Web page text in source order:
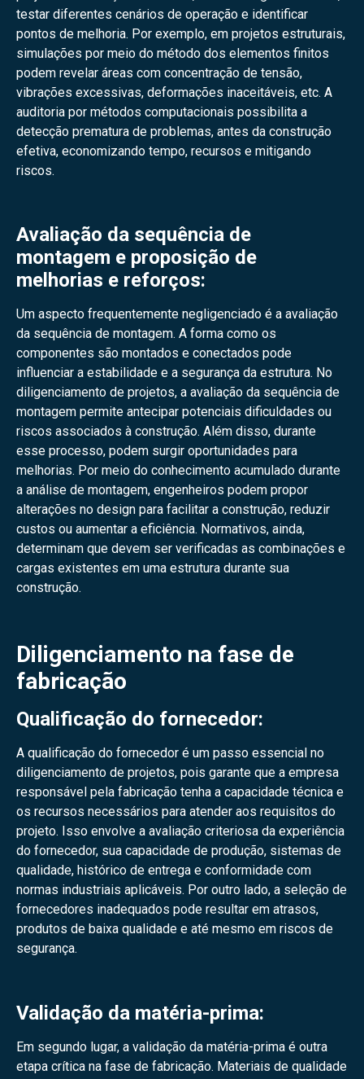
testar diferentes cenários de operação e identificar
pontos de melhoria. Por exemplo, em projetos estruturais,
simulações por meio do método dos elementos finitos
podem revelar áreas com concentração de tensão,
vibrações excessivas, deformações inaceitáveis, etc. A
auditoria por métodos computacionais possibilita a
detecção prematura de problemas, antes da construção
efetiva, economizando tempo, recursos e mitigando
riscos.
Avaliação da sequência de
montagem e proposição de
melhorias e reforços:
Um aspecto frequentemente negligenciado é a avaliação
da sequência de montagem. A forma como os
componentes são montados e conectados pode
influenciar a estabilidade e a segurança da estrutura. No
diligenciamento de projetos, a avaliação da sequência de
montagem permite antecipar potenciais dificuldades ou
riscos associados à construção. Além disso, durante
esse processo, podem surgir oportunidades para
melhorias. Por meio do conhecimento acumulado durante
a análise de montagem, engenheiros podem propor
alterações no design para facilitar a construção, reduzir
custos ou aumentar a eficiência. Normativos, ainda,
determinam que devem ser verificadas as combinações e
cargas existentes em uma estrutura durante sua
construção.
Diligenciamento na fase de
fabricação
Qualificação do fornecedor:
A qualificação do fornecedor é um passo essencial no
diligenciamento de projetos, pois garante que a empresa
responsável pela fabricação tenha a capacidade técnica e
os recursos necessários para atender aos requisitos do
projeto. Isso envolve a avaliação criteriosa da experiência
do fornecedor, sua capacidade de produção, sistemas de
qualidade, histórico de entrega e conformidade com
normas industriais aplicáveis. Por outro lado, a seleção de
fornecedores inadequados pode resultar em atrasos,
produtos de baixa qualidade e até mesmo em riscos de
segurança.
Validação da matéria-prima:
Em segundo lugar, a validação da matéria-prima é outra
etapa crítica na fase de fabricação. Materiais de qualidade